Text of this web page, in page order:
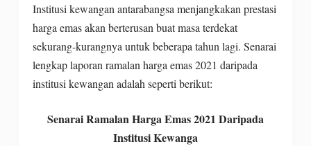
Institusi kewangan antarabangsa menjangkakan prestasi
harga emas akan berterusan buat masa terdekat
sekurang-kurangnya untuk beberapa tahun lagi. Senarai
lengkap laporan ramalan harga emas 2021 daripada
institusi kewangan adalah seperti berikut:
Senarai Ramalan Harga Emas 2021 Daripada
Institusi Kewanga